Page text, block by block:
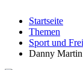
Startseite
Themen
Sport und
Danny